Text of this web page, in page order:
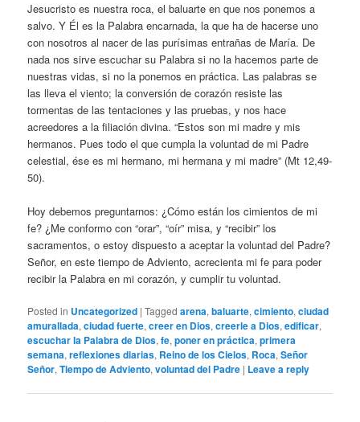
Jesucristo es nuestra roca, el baluarte en que nos ponemos a
salvo. Y Él es la Palabra encarnada, la que ha de hacerse uno
con nosotros al nacer de las purísimas entrañas de María. De
nada nos sirve escuchar su Palabra si no la hacemos parte de
nuestras vidas, si no la ponemos en práctica. Las palabras se
las lleva el viento; la conversión de corazón resiste las
tormentas de las tentaciones y las pruebas, y nos hace
acreedores a la filiación divina. “Estos son mi madre y mis
hermanos. Pues todo el que cumpla la voluntad de mi Padre
celestial, ése es mi hermano, mi hermana y mi madre” (Mt 12,49-
50).
Hoy debemos preguntarnos: ¿Cómo están los cimientos de mi
fe? ¿Me conformo con “orar”, “oír” misa, y “recibir” los
sacramentos, o estoy dispuesto a aceptar la voluntad del Padre?
Señor, en este tiempo de Adviento, acrecienta mi fe para poder
recibir la Palabra en mi corazón, y cumplir tu voluntad.
Posted in Uncategorized |Tagged arena,baluarte,cimiento,ciudad
amurallada,ciudad fuerte,creer en Dios,creerle a Dios,edificar,
escuchar la Palabra de Dios,fe,poner en práctica,primera
semana,reflexiones diarias, Reino de los Cielos, Roca,Señor
Señor,Tiempo de Adviento,voluntad del Padre | Leave a reply